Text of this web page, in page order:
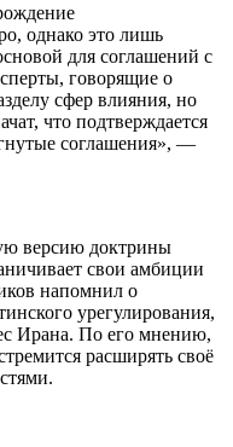
однако это лишь
для соглашений с
говорящие о
сфер влияния, но
что подтверждается
соглашения», —
версию доктрины
свои амбиции
напомнил о
урегулирования,
Ирана. По его мнению,
расширять своё